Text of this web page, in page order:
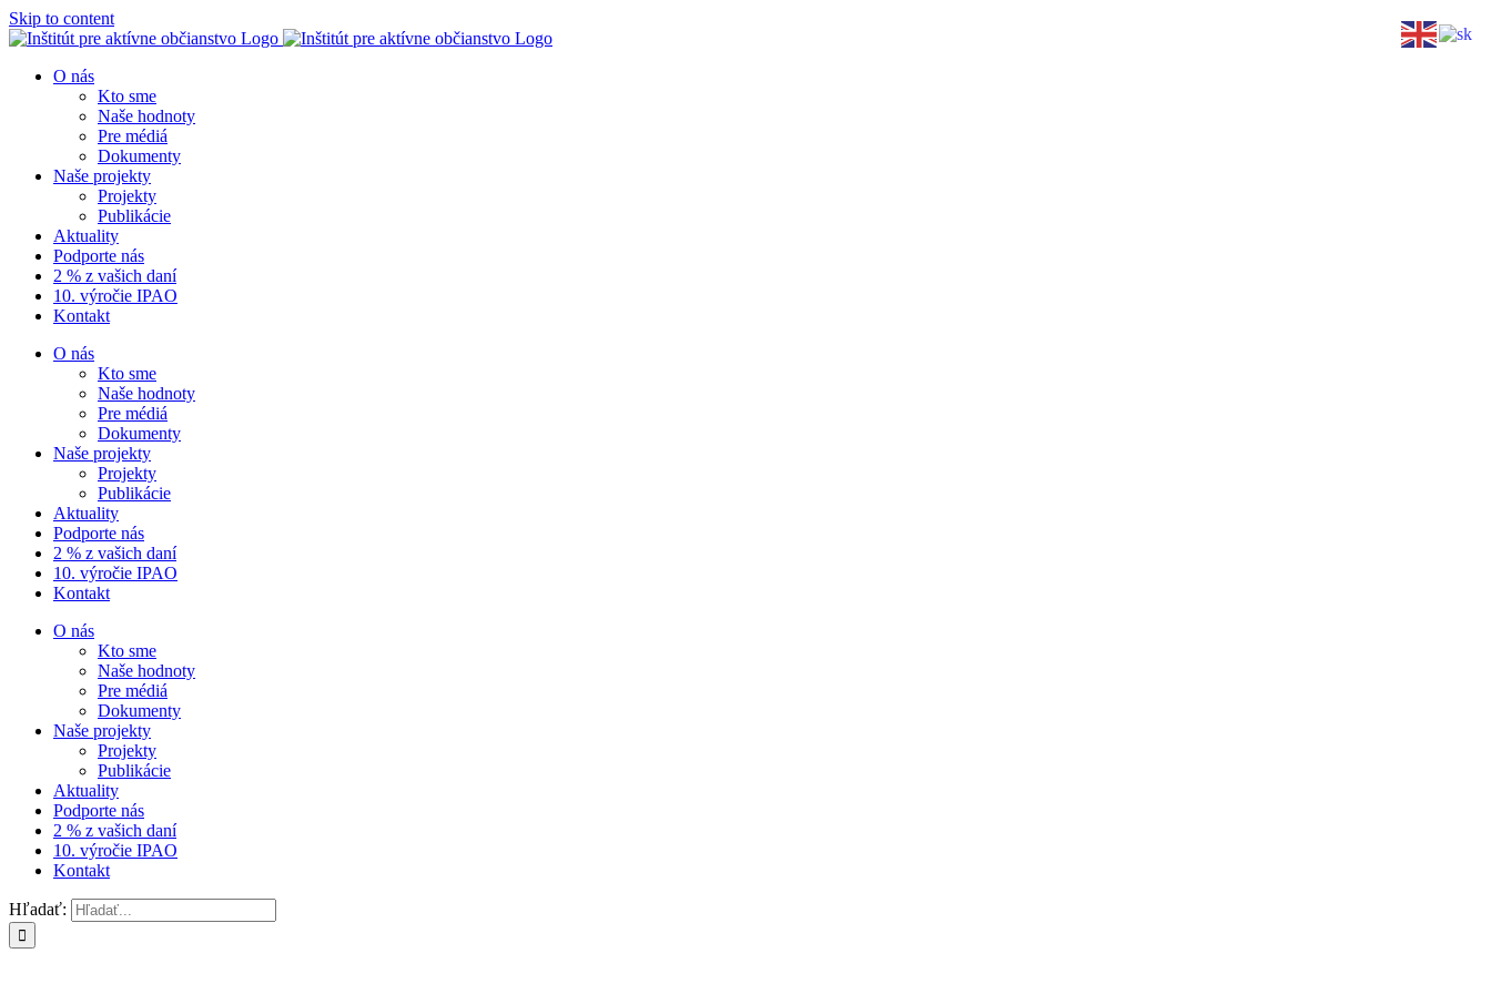
Skip to content
O nás
Kto sme
Naše hodnoty
Pre médiá
Dokumenty
Naše projekty
Projekty
Publikácie
Aktuality
Podporte nás
2 % z vašich daní
10. výročie IPAO
Kontakt
O nás
Kto sme
Naše hodnoty
Pre médiá
Dokumenty
Naše projekty
Projekty
Publikácie
Aktuality
Podporte nás
2 % z vašich daní
10. výročie IPAO
Kontakt
O nás
Kto sme
Naše hodnoty
Pre médiá
Dokumenty
Naše projekty
Projekty
Publikácie
Aktuality
Podporte nás
2 % z vašich daní
10. výročie IPAO
Kontakt
Hľadať: